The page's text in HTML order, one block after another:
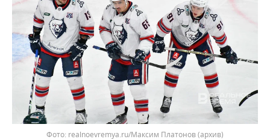
ВОДНЫЕ ВИДЫ СПОРТА
ХОККЕЙ С МЯЧОМ
ОБРАЗОВАНИЕ
ПРОИСШЕСТВИЯ
realnoevremya.ru/Максим Платонов (архив)